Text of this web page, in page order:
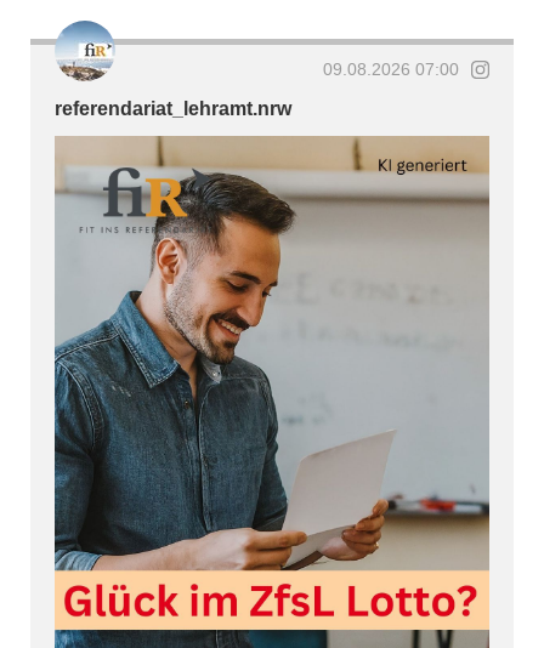
09.08.2026 07:00
referendariat_lehramt.nrw